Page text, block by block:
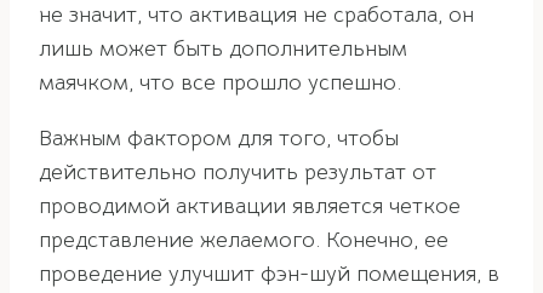
не значит, что активация не сработала, он
лишь может быть дополнительным
маячком, что все прошло успешно.
Важным фактором для того, чтобы
действительно получить результат от
проводимой активации является четкое
представление желаемого. Конечно, ее
проведение улучшит фэн-шуй помещения, в